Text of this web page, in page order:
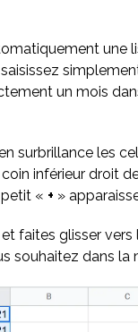
une
un mois
surbrillance les
inférieur droit
petit « + »
faites glisser
souhaitez dans la